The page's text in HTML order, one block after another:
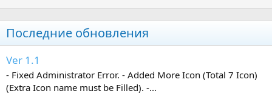
Последние обновления
Ver 1.1
- Fixed Administrator Error. - Added More Icon (Total 7 Icon)
(Extra Icon name must be Filled). -...